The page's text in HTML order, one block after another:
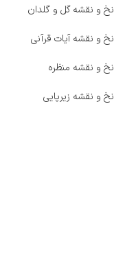
نخ و نقشه گل و گلدان
نخ و نقشه آیات قرآنی
نخ و نقشه منظره
نخ و نقشه زیرپایی